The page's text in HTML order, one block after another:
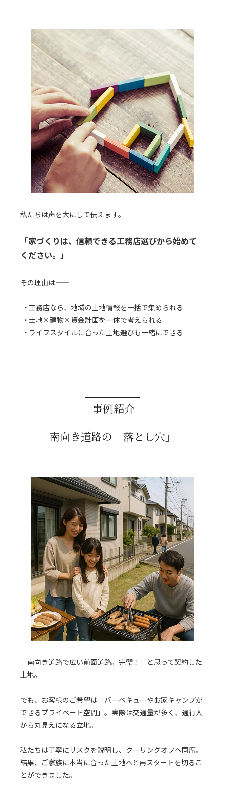
私たちは声を大にして伝えます。
「家づくりは、信頼できる工務店選びから始めて
ください。」
その理由は――
工務店なら、地域の土地情報を一括で集められる
土地×建物×資金計画を一体で考えられる
ライフスタイルに合った土地選びも一緒にできる
事例紹介
南向き道路の「落とし穴」
「南向き道路で広い前面道路。完璧！」と思って契約した
土地。
でも、お客様のご希望は「バーベキューやお家キャンプが
できるプライベート空間」。実際は交通量が多く、通行人
から丸見えになる立地。
私たちは丁寧にリスクを説明し、クーリングオフへ同席。
結果、ご家族に本当に合った土地へと再スタートを切るこ
とができました。